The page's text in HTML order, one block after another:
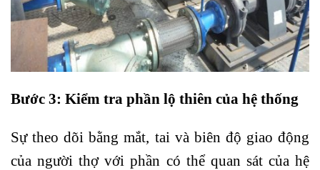
Bước 3: Kiểm tra phần lộ thiên của hệ thống
Sự theo dõi bằng mắt, tai và biên độ giao động
của người thợ với phần có thể quan sát của hệ